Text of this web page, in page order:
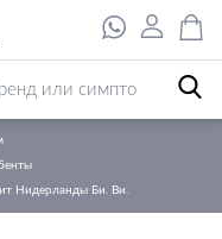
Нидерланды Би. Ви.